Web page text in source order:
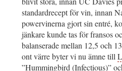
standardrecept för vin, innan
powervinerna gjort sin entré,
jänkare kunde tas för fransos
balanserade mellan 12,5 och
ont värre byter vi nu ämne till
”Hummingbird (Infectious)”